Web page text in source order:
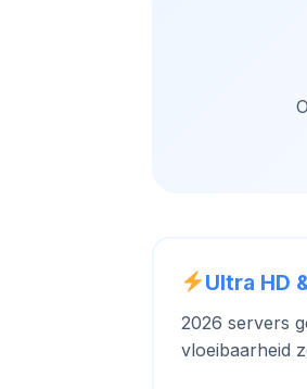
Ultra HD
2026 servers
vloeibaarheid